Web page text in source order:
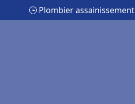
🕒 Plombier